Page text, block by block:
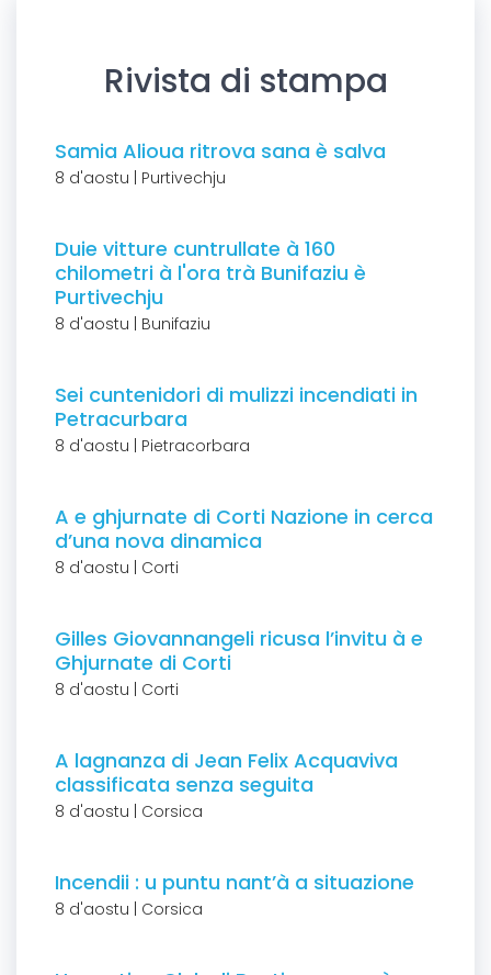
Rivista di stampa
Samia Alioua ritrova sana è salva
8 d'aostu | Purtivechju
Duie vitture cuntrullate à 160
chilometri à l'ora trà Bunifaziu è
Purtivechju
8 d'aostu | Bunifaziu
Sei cuntenidori di mulizzi incendiati in
Petracurbara
8 d'aostu | Pietracorbara
A e ghjurnate di Corti Nazione in cerca
d’una nova dinamica
8 d'aostu | Corti
Gilles Giovannangeli ricusa l’invitu à e
Ghjurnate di Corti
8 d'aostu | Corti
A lagnanza di Jean Felix Acquaviva
classificata senza seguita
8 d'aostu | Corsica
Incendii : u puntu nant’à a situazione
8 d'aostu | Corsica